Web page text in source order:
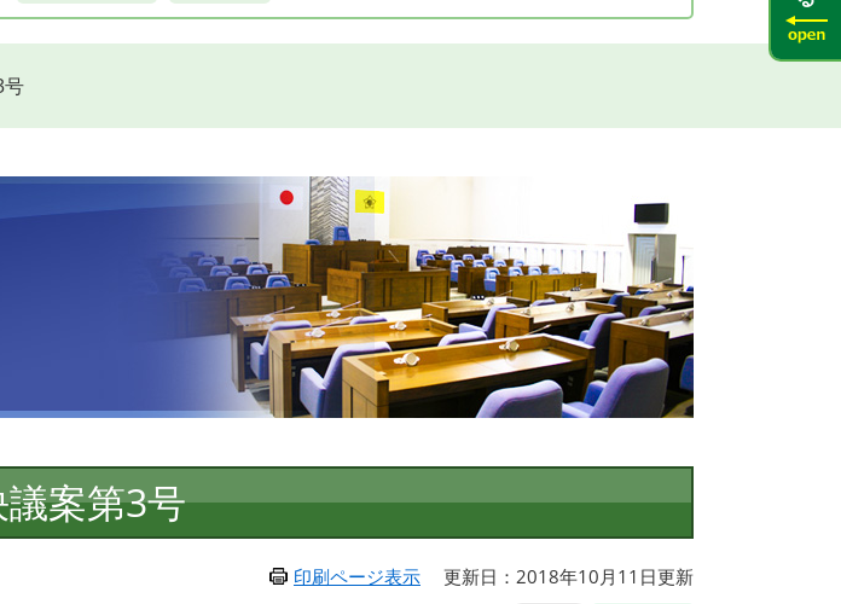
号
案第3号
印刷ページ表示 更新日：2018年10月11日更新